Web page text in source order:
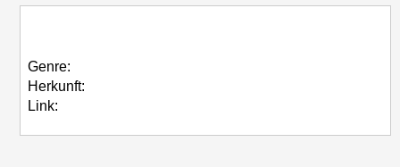
Genre:
Herkunft:
Link: